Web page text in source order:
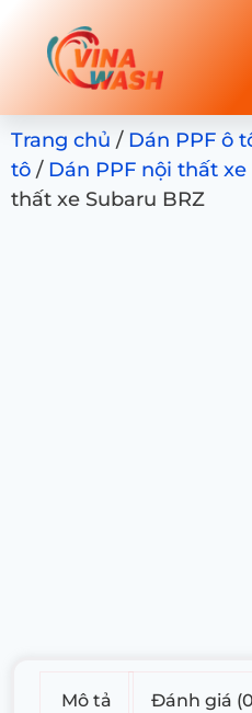
Trang chủ / Dán PPF ô
tô / Dán PPF nội thất xe
thất xe Subaru BRZ
Mô tả Đánh giá